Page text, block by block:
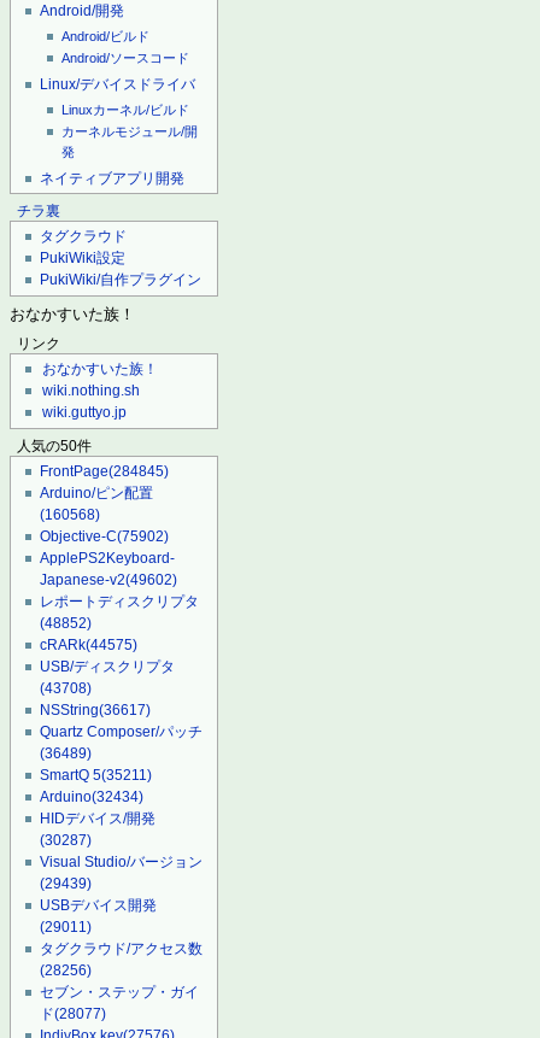
Android/開発
Android/ビルド
Android/ソースコード
Linux/デバイスドライバ
Linuxカーネル/ビルド
カーネルモジュール/開
発
ネイティブアプリ開発
チラ裏
タグクラウド
PukiWiki設定
PukiWiki/自作プラグイン
おなかすいた族！
リンク
おなかすいた族！
wiki.nothing.sh
wiki.guttyo.jp
人気の50件
FrontPage(284845)
Arduino/ピン配置
(160568)
Objective-C(75902)
ApplePS2Keyboard-
Japanese-v2(49602)
レポートディスクリプタ
(48852)
cRARk(44575)
USB/ディスクリプタ
(43708)
NSString(36617)
Quartz Composer/パッチ
(36489)
SmartQ 5(35211)
Arduino(32434)
HIDデバイス/開発
(30287)
Visual Studio/バージョン
(29439)
USBデバイス開発
(29011)
タグクラウド/アクセス数
(28256)
セブン・ステップ・ガイ
ド(28077)